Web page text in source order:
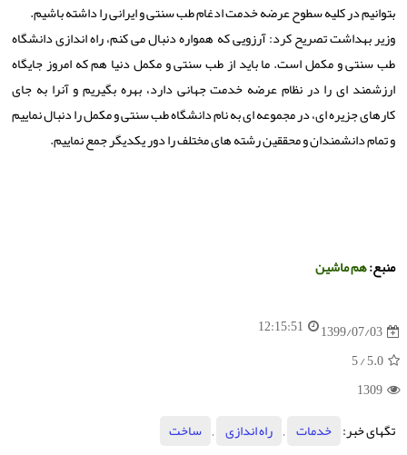
بتوانیم در کلیه سطوح عرضه خدمت ادغام طب سنتی و ایرانی را داشته باشیم.
وزیر بهداشت تصریح کرد: آرزویی که همواره دنبال می کنم، راه اندازی دانشگاه
طب سنتی و مکمل است. ما باید از طب سنتی و مکمل دنیا هم که امروز جایگاه
ارزشمند ای را در نظام عرضه خدمت جهانی دارد، بهره بگیریم و آنرا به جای
کارهای جزیره ای، در مجموعه ای به نام دانشگاه طب سنتی و مکمل را دنبال نماییم
و تمام دانشمندان و محققین رشته های مختلف را دور یکدیگر جمع نماییم.
منبع:هم ماشین
1399/07/03
12:15:51
5.0
/ 5
1309
تگهای خبر:
خدمات , راه اندازی ,
ساخت